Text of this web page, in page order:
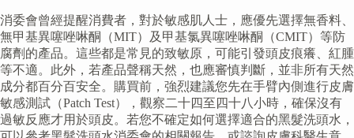
消委會曾經提醒消費者，對於敏感肌人士，應優先選擇無香料、
無甲基異噻唑啉酮（MIT）及甲基氯異噻唑啉酮（CMIT）等防
腐劑的產品。這些都是常見的致敏原，可能引發頭皮痕癢、紅腫
等不適。此外，若產品聲稱天然，也應審慎判斷，並非所有天然
成分都百分百安全。購買前，強烈建議您先在手臂內側進行皮膚
敏感測試（Patch Test），觀察二十四至四十八小時，確保沒有
過敏反應才用於頭皮。若您不確定如何選擇適合的黑髮洗頭水，